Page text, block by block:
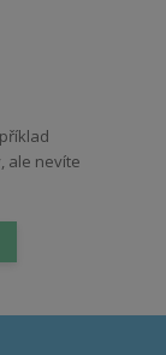
ale nevíte